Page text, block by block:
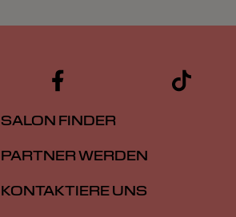
SALON FINDER
PARTNER WERDEN
KONTAKTIERE UNS